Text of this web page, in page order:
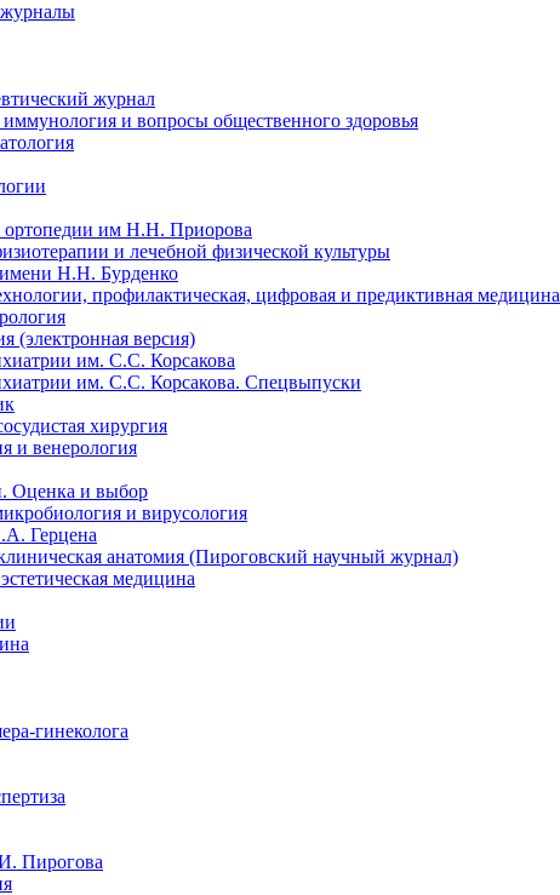
журнал
и вопросы общественного здоровья
ортопедии им Н.Н. Приорова
и лечебной физической культуры
Н.Н. Бурденко
профилактическая, цифровая и предиктивная медицина
(электронная версия)
им. С.С. Корсакова
им. С.С. Корсакова. Спецвыпуски
хирургия
и венерология
Оценка и выбор
и вирусология
Герцена
анатомия (Пироговский научный журнал)
медицина
гинеколога
Пирогова